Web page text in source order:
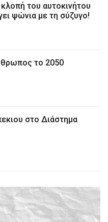
του αυτοκινήτου
ψώνια με τη σύζυγο!
το 2050
στο Διάστημα